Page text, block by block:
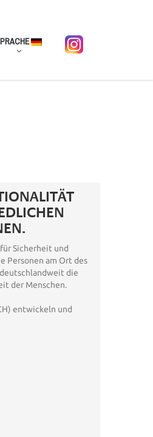
Sicherheit und
Personen am Ort des
die
der Menschen.
entwickeln und